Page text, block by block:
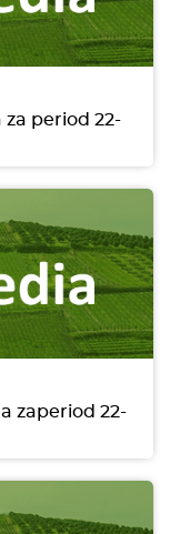
period 22-
zaperiod 22-